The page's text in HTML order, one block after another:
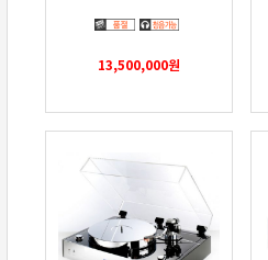
13,500,000원